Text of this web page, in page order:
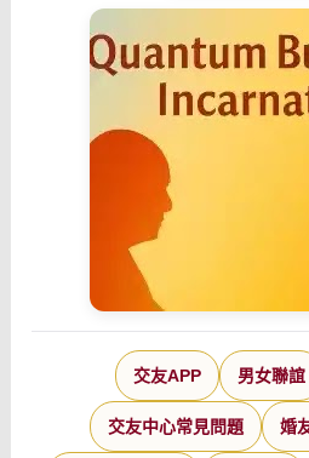
交友APP 男女聯誼
交友中心常見問題 婚